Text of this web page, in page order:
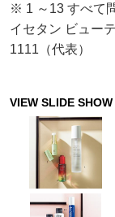
※ 1 ～13 すべて
イセタン ビュー
1111（代表）